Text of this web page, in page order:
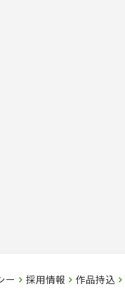
ー 採用情報 作品持込